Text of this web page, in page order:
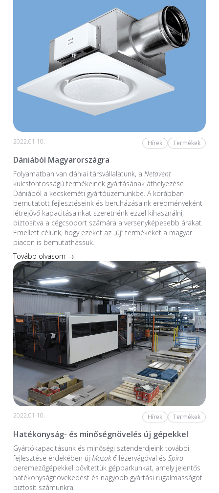
2022.01.10. Hírek Termékek
Dániából Magyarországra
Folyamatban van dániai társvállalatunk, a Netavent
kulcsfontosságú termékeinek gyártásának áthelyezése
Dániából a kecskeméti gyártóüzemünkbe. A korábban
bemutatott fejlesztéseink és beruházásaink eredményeként
létrejövő kapacitásainkat szeretnénk ezzel kihasználni,
biztosítva a cégcsoport számára a versenyképesebb árakat.
Emellett célunk, hogy ezeket az „új” termékeket a magyar
piacon is bemutathassuk.
Tovább olvasom →
2022.01.10. Hírek Termékek
Hatékonyság- és minőségnövelés új gépekkel
Gyártókapacitásunk és minőségi sztenderdjeink további
fejlesztése érdekében új Mazak 6lézervágóval és Spiro
peremezőgépekkel bővítettük gépparkunkat, amely jelentős
hatékonyságnövekedést és nagyobb gyártási rugalmasságot
biztosít számunkra.